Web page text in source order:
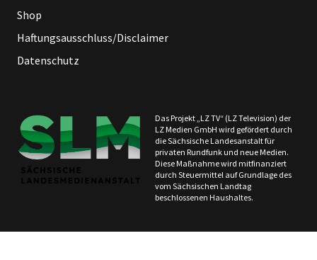
Shop
Haftungsausschluss/Disclaimer
Datenschutz
Das Projekt „LZ TV“ (LZ Television) der
LZ Medien GmbH wird gefördert durch
die Sächsische Landesanstalt für
privaten Rundfunk und neue Medien.
Diese Maßnahme wird mitfinanziert
durch Steuermittel auf Grundlage des
vom Sächsischen Landtag
beschlossenen Haushaltes.